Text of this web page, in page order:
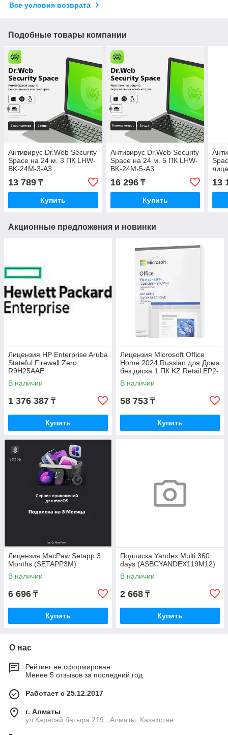
Все условия возврата
Подобные товары компании
Антивирус Dr.Web Security
Space на 24 м. 3 ПК LHW-
BK-24M-3-A3
13 789 ₸
Купить
Антивирус Dr.Web Security
Space на 24 м. 5 ПК LHW-
BK-24M-5-A3
16 296₸
Купить
13
Акционные предложения и новинки
Лицензия HP Enterprise Aruba
Stateful Firewall Zero
R9H25AAE
В наличии
1 376 387 ₸
Купить
Лицензия Microsoft Office
Home 2024 Russian для Дома
без диска 1 ПК KZ Retail EP2-
06868
В наличии
58 753 ₸
Купить
Лицензия MacPaw Setapp 3
Months (SETAPP3M)
В наличии
6 696 ₸
Купить
Подписка Yandex Multi 360
days (ASBCYANDEX119M12)
В наличии
2 668 ₸
Купить
О нас
Рейтинг не сформирован
Менее 5 отзывов за последний год
Работает с 25.12.2017
г. Алматы
ул.Карасай батыра 219 , Алматы, Казахстан